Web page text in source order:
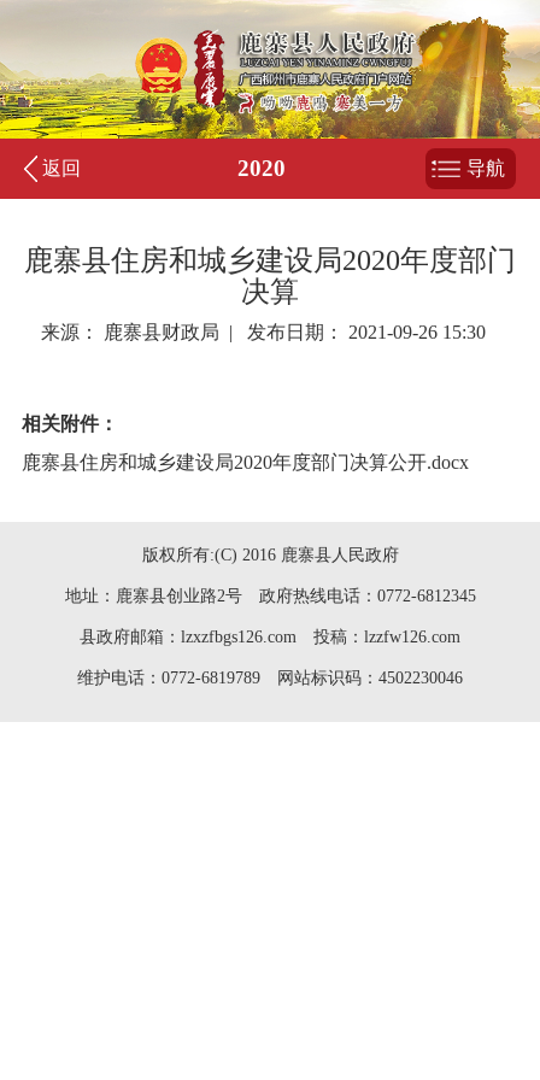
返回 2020 导航
鹿寨县住房和城乡建设局2020年度部门
决算
来源： 鹿寨县财政局 | 发布日期： 2021-09-26 15:30
相关附件：
鹿寨县住房和城乡建设局2020年度部门决算公开.docx
版权所有:(C) 2016 鹿寨县人民政府
地址：鹿寨县创业路2号 政府热线电话：0772-6812345
县政府邮箱：lzxzfbgs126.com 投稿：lzzfw126.com
维护电话：0772-6819789 网站标识码：4502230046